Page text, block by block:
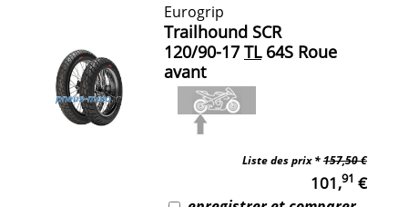
Eurogrip
Trailhound SCR
120/90-17 TL64S Roue
avant
Liste des prix *157,50 €
101,91 €